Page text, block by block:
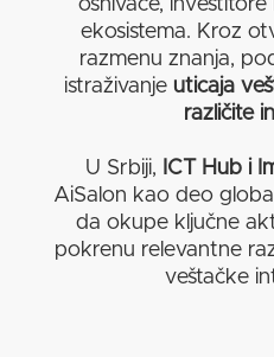
osnivače, investitore
ekosistema. Kroz
razmenu znanja,
istraživanjeuticaja
različite
U Srbiji, ICT Hub i
AiSalon kao deo
da okupe ključne
pokrenu relevantne
veštačke